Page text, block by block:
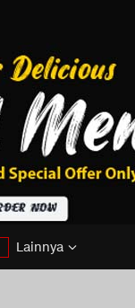
Lainnya